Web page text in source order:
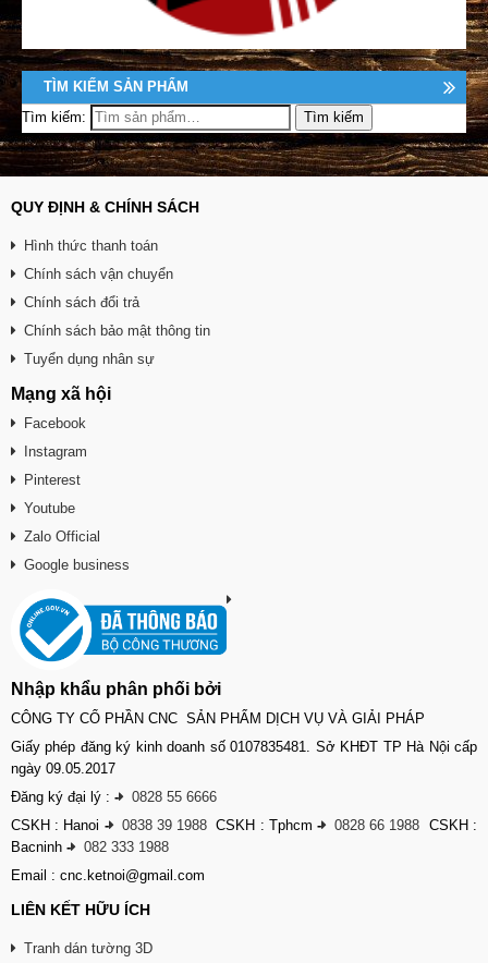
TÌM KIẾM SẢN PHẨM
Tìm kiếm:
QUY ĐỊNH & CHÍNH SÁCH
Hình thức thanh toán
Chính sách vận chuyển
Chính sách đổi trả
Chính sách bảo mật thông tin
Tuyển dụng nhân sự
Mạng xã hội
Facebook
Instagram
Pinterest
Youtube
Zalo Official
Google business
Nhập khẩu phân phối bởi
CÔNG TY CỔ PHẦN CNC SẢN PHẨM DỊCH VỤ VÀ GIẢI PHÁP
Giấy phép đăng ký kinh doanh số 0107835481. Sở KHĐT TP Hà Nội cấp
ngày 09.05.2017
Đăng ký đại lý : -
0828 55 6666
CSKH : Hanoi - 0838 39 1988 CSKH : Tphcm- 0828 66 1988 CSKH :
Bacninh -
082 333 1988
Email : cnc.ketnoi@gmail.com
LIÊN KẾT HỮU ÍCH
Tranh dán tường 3D